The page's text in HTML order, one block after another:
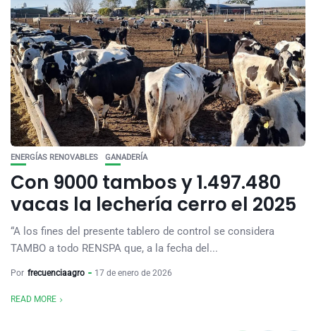
ENERGÍAS RENOVABLES GANADERÍA
Con 9000 tambos y 1.497.480
vacas la lechería cerro el 2025
“A los fines del presente tablero de control se considera
TAMBO a todo RENSPA que, a la fecha del...
Por frecuenciaagro 17 de enero de 2026
READ MORE